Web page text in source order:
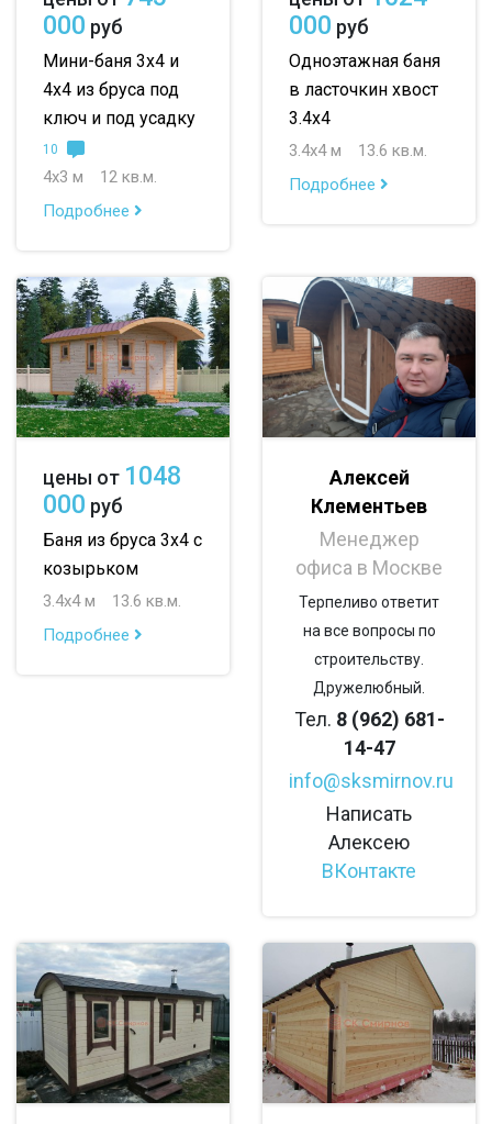
до 150 м
до 200 м
По опциям:
с котельной с панорамными окнами
со вторым светом с санузлом с ванной
с туалетом с гостевой комнатой
с беседкой с двумя входами
с навесом для авто
000 руб
Мини-баня 3х4 и
4х4 из бруса под
ключ и под усадку
10
4х3 м
12 кв.м.
Подробнее
000 руб
Одноэтажная баня
в ласточкин хвост
3.4х4
3.4х4 м
13.6 кв.м.
Подробнее
цены от 1048
000 руб
Баня из бруса 3х4 с
козырьком
3.4х4 м
13.6 кв.м.
Подробнее
Алексей
Клементьев
Менеджер
офиса в Москве
Терпеливо ответит
на все вопросы по
строительству.
Дружелюбный.
Тел. 8 (962) 681-
14-47
info@sksmirnov.ru
Написать
Алексею
ВКонтакте